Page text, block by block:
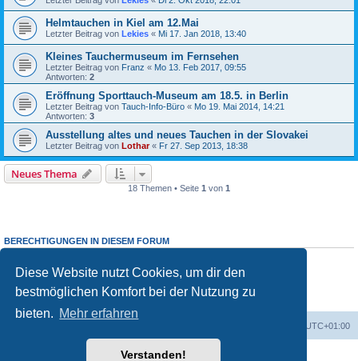
Diese Website nutzt Cookies, um dir den
bestmöglichen Komfort bei der Nutzung zu
bieten. Mehr erfahren
Verstanden!
Helmtauchen in Kiel am 12.Mai
Letzter Beitrag von Lekies « Mi 17. Jan 2018, 13:40
Kleines Tauchermuseum im Fernsehen
Letzter Beitrag von Franz « Mo 13. Feb 2017, 09:55
Antworten: 2
Eröffnung Sporttauch-Museum am 18.5. in Berlin
Letzter Beitrag von Tauch-Info-Büro « Mo 19. Mai 2014, 14:21
Antworten: 3
Ausstellung altes und neues Tauchen in der Slovakei
Letzter Beitrag von Lothar« Fr 27. Sep 2013, 18:38
Neues Thema
18 Themen • Seite 1 von 1
BERECHTIGUNGEN IN DIESEM FORUM
Du darfst
keine Antworten zu Themen in diesem Forum erstellen.
Du darfst deine Beiträge in diesem Forumnichtändern.
Du darfst deine Beiträge in diesem Forum nicht löschen.
keine
UTC+01:00
Powered byphpBB® Forum Software © phpBB Limited